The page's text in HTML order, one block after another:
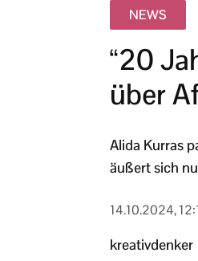
NEWS
“20
über
Alida Kurras
äußert sich
14.10.2024,
kreativdenker